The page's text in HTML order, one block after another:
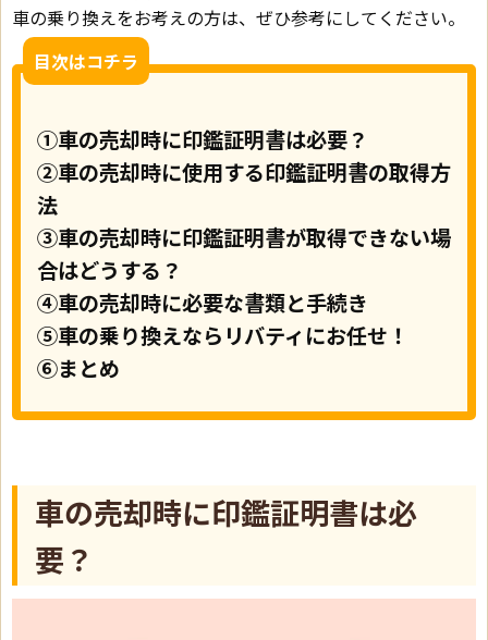
車の乗り換えをお考えの方は、ぜひ参考にしてください。
目次はコチラ
①車の売却時に印鑑証明書は必要？
②車の売却時に使用する印鑑証明書の取得方
法
③車の売却時に印鑑証明書が取得できない場
合はどうする？
④車の売却時に必要な書類と手続き
⑤車の乗り換えならリバティにお任せ！
⑥まとめ
車の売却時に印鑑証明書は必
要？